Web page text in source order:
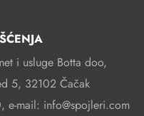
i usluge Botta doo,
5, 32102 Čačak
mail: info@spojleri.com